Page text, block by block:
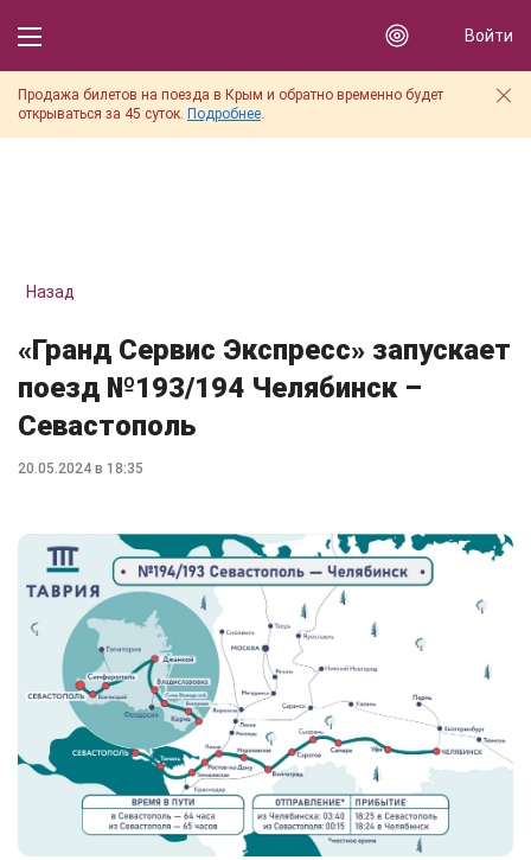
Войти
Продажа билетов на поезда в Крым и обратно временно будет
открываться за 45 суток. Подробнее.
Назад
«Гранд Сервис Экспресс» запускает
поезд №193/194 Челябинск –
Севастополь
20.05.2024 в 18:35